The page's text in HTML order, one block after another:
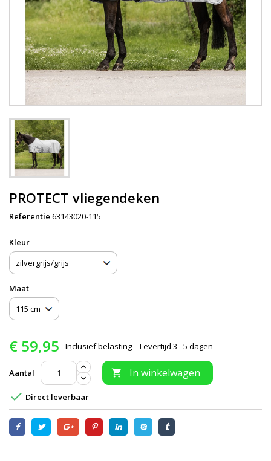
PROTECT vliegendeken
Referentie 63143020-115
Kleur
Maat
€ 59,95 Inclusief belasting Levertijd 3 - 5 dagen
Aantal  In winkelwagen
 Direct leverbaar